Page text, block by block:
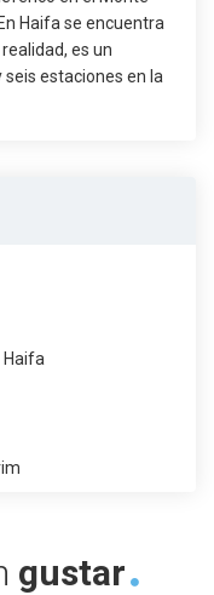
Haifa se encuentra
es un
estaciones en la
Haifa
gustar